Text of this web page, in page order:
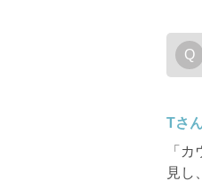
Tさ
「
見し